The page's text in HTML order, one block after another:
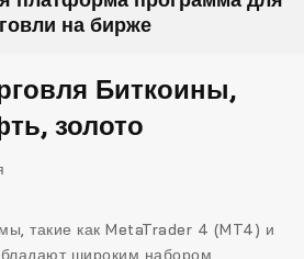
на бирже
Биткоины,
золото
такие как MetaTrader 4 (MT4) и
широким набором